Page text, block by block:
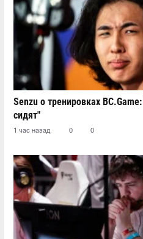
Senzu о тренировках
сидят"
1 час назад 0 0